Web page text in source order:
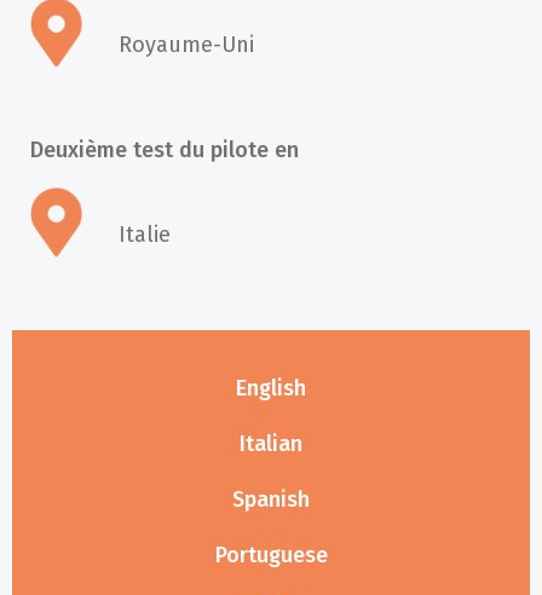
Royaume-Uni
Deuxième test du pilote en
Italie
English
Italian
Spanish
Portuguese